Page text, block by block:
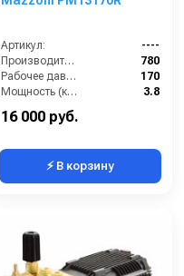
Артикул:
----
Производительность (л/ч):
780
Рабочее давление (бар):
170
Мощность (кВт):
3.8
16 000 руб.
⚡ В корзину